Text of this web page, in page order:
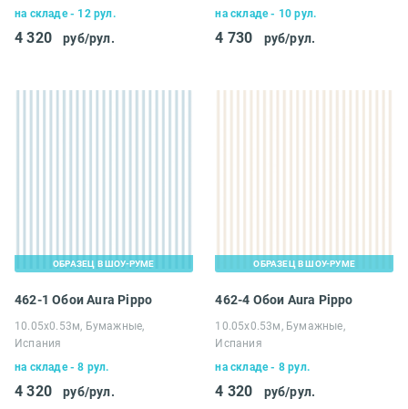
на складе - 12 рул.
4 320 руб/рул.
на складе - 10 рул.
4 730 руб/рул.
ОБРАЗЕЦ В ШОУ-РУМЕ
462-1 Обои Aura Pippo
10.05х0.53м, Бумажные,
Испания
на складе - 8 рул.
4 320 руб/рул.
ОБРАЗЕЦ В ШОУ-РУМЕ
462-4 Обои Aura Pippo
10.05х0.53м, Бумажные,
Испания
на складе - 8 рул.
4 320 руб/рул.